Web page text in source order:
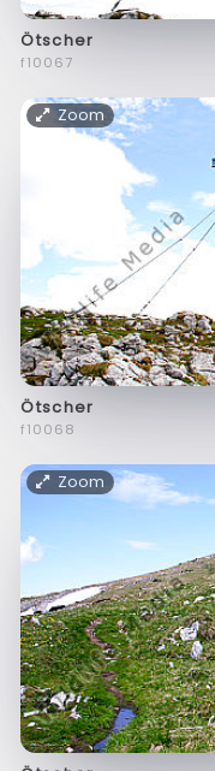
Ötscher
f10067
Zoom
Ötscher
f10068
Zoom